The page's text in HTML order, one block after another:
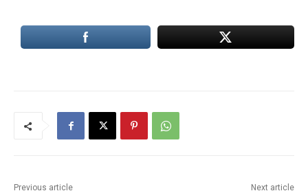
Previous article Next article